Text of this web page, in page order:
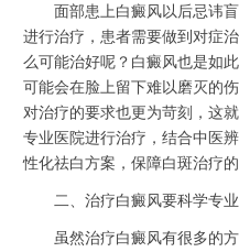
面部患上白癜风以后忌讳盲
进行治疗，患者需要做到对症
么可能治好呢？白癜风也是如
可能会在脸上留下难以磨灭的
对治疗的要求也更为苛刻，这
专业医院进行治疗，结合中医
性化祛白方案，保障白斑治疗的
二、治疗白癜风要科学专业
虽然治疗白癜风有很多的方